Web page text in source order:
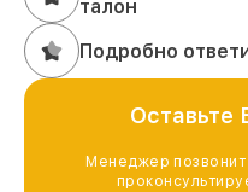
талон
Подробно
Оставьте
Менеджер позвонит